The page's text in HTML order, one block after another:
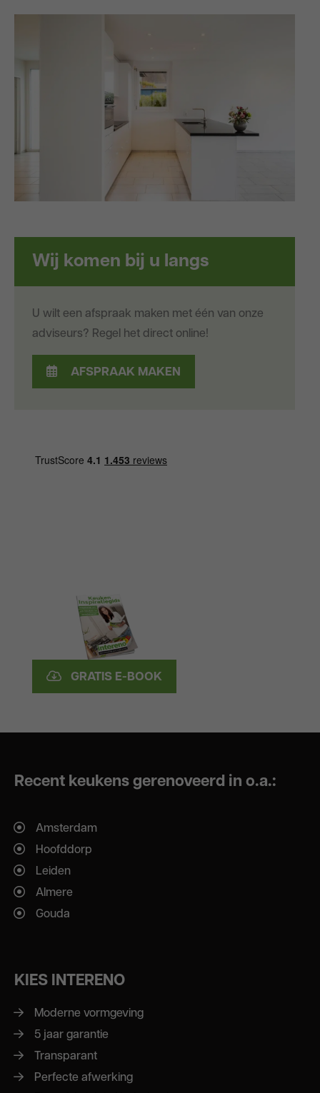
Wij komen bij u langs
U wilt een afspraak maken met één van onze
adviseurs? Regel het direct online!
AFSPRAAK MAKEN
GRATIS E-BOOK
Recent keukens gerenoveerd in o.a.:
Amsterdam
Hoofddorp
Leiden
Almere
Gouda
KIES INTERENO
Moderne vormgeving
5 jaar garantie
Transparant
Perfecte afwerking